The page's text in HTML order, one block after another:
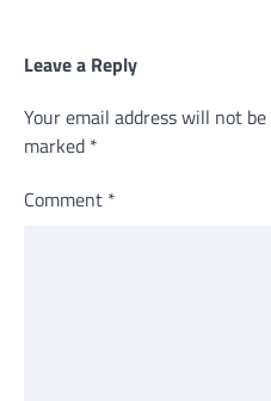
Leave a Reply
Your email address will not
marked *
Comment *